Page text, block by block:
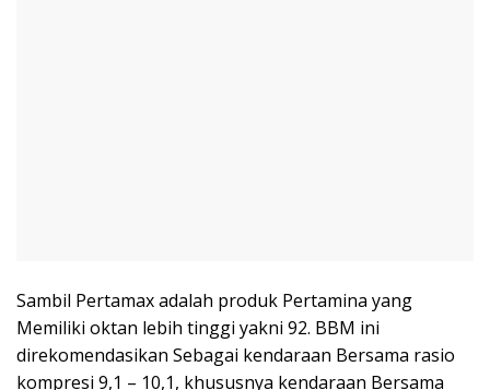
Sambil Pertamax adalah produk Pertamina yang
Memiliki oktan lebih tinggi yakni 92. BBM ini
direkomendasikan Sebagai kendaraan Bersama rasio
kompresi 9,1 – 10,1, khususnya kendaraan Bersama